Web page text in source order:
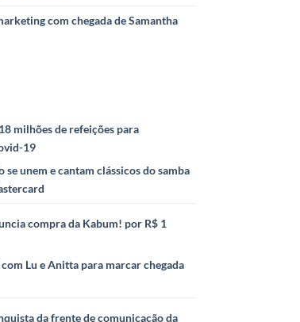
com chegada de Samantha
milhões de refeições para
19
se unem e cantam clássicos do samba
compra da Kabum! por R$ 1
Lu e Anitta para marcar chegada
da frente de comunicação da